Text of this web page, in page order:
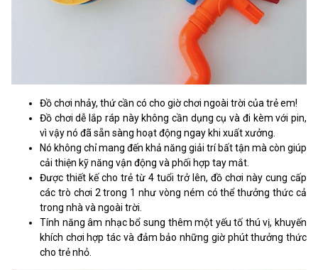
Đồ chơi nhảy, thứ cần có cho giờ chơi ngoài trời của trẻ em!
Đồ chơi dễ lắp ráp này không cần dụng cụ và đi kèm với pin,
vì vậy nó đã sẵn sàng hoạt động ngay khi xuất xưởng.
Nó không chỉ mang đến khả năng giải trí bất tận mà còn giúp
cải thiện kỹ năng vận động và phối hợp tay mắt.
Được thiết kế cho trẻ từ 4 tuổi trở lên, đồ chơi này cung cấp
các trò chơi 2 trong 1 như vòng ném có thể thưởng thức cả
trong nhà và ngoài trời.
Tính năng âm nhạc bổ sung thêm một yếu tố thú vị, khuyến
khích chơi hợp tác và đảm bảo những giờ phút thưởng thức
cho trẻ nhỏ.